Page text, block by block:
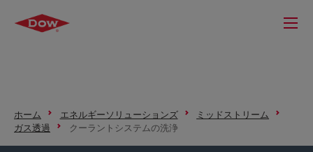
ホーム エネルギーソリューションズ
ミッドストリーム
ガス透過
クーラントシステムの洗浄